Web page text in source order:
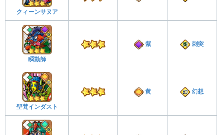
クィーンサヌア
瞬動師
紫 刺突
聖梵インダスト
黄 幻想